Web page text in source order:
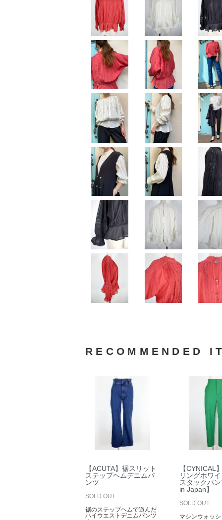
RECOMMENDED
【ACUTA】裾スリット
ステップヘムデニムパ
ンツ
SOLD OUT
裾のステップヘムで遊んだ
ハイウエストデニムパンツ
【CYNICAL
リングホワ
スタックパ
in Japan】
SOLD OUT
マシンウォッシ